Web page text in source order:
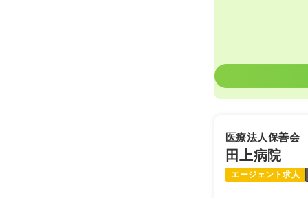
医療法人保善会
田上病院
エージェント求人